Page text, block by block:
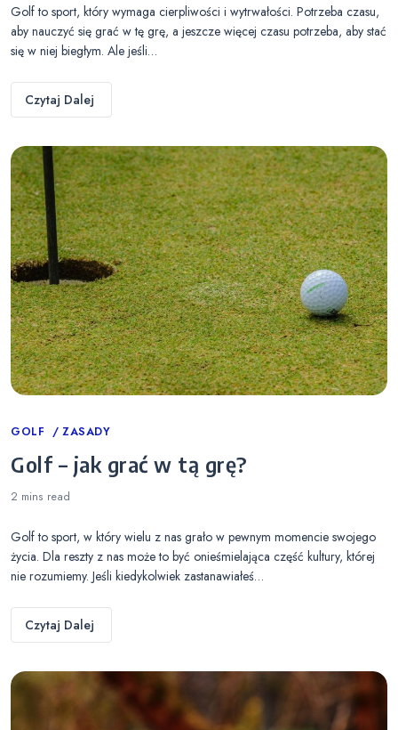
Golf to sport, który wymaga cierpliwości i wytrwałości. Potrzeba czasu,
aby nauczyć się grać w tę grę, a jeszcze więcej czasu potrzeba, aby stać
się w niej biegłym. Ale jeśli…
Czytaj Dalej
Categories
GOLF ZASADY
Golf – jak grać w tą grę?
2 mins read
Golf to sport, w który wielu z nas grało w pewnym momencie swojego
życia. Dla reszty z nas może to być onieśmielająca część kultury, której
nie rozumiemy. Jeśli kiedykolwiek zastanawiałeś…
Czytaj Dalej